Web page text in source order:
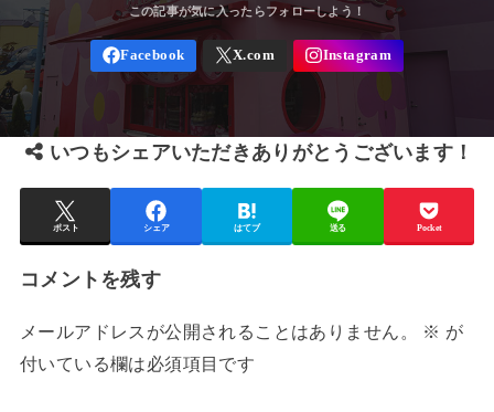
いつもシェアいただきありがとうございます！
ポスト シェア はてブ 送る Pocket
コメントを残す
メールアドレスが公開されることはありません。 ※ が
付いている欄は必須項目です